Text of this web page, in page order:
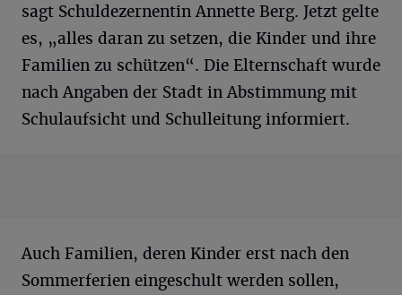
sagt Schuldezernentin Annette Berg. Jetzt gelte
es, „alles daran zu setzen, die Kinder und ihre
Familien zu schützen“. Die Elternschaft wurde
nach Angaben der Stadt in Abstimmung mit
Schulaufsicht und Schulleitung informiert.
Auch Familien, deren Kinder erst nach den
Sommerferien eingeschult werden sollen,